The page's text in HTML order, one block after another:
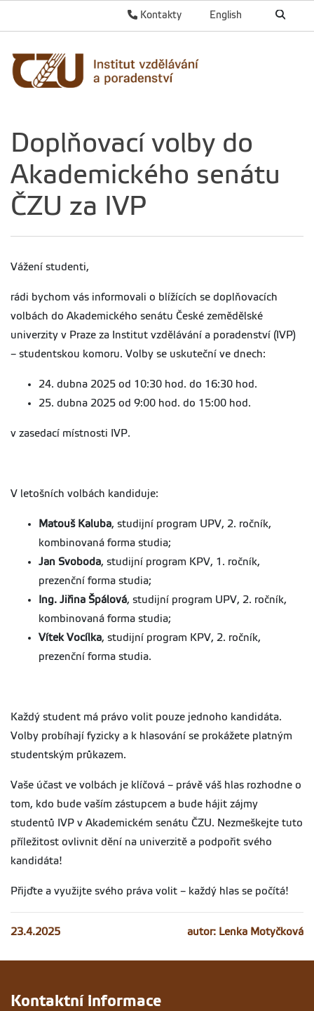
English
Kontakty
Doplňovací volby do
Akademického senátu
ČZU za IVP
Vážení studenti,
rádi bychom vás informovali o blížících se doplňovacích
volbách do Akademického senátu České zemědělské
univerzity v Praze za Institut vzdělávání a poradenství (IVP)
– studentskou komoru. Volby se uskuteční ve dnech:
24. dubna 2025 od 10:30 hod. do 16:30 hod.
25. dubna 2025 od 9:00 hod. do 15:00 hod.
v zasedací místnosti IVP.
V letošních volbách kandiduje:
Matouš Kaluba, studijní program UPV, 2. ročník,
kombinovaná forma studia;
Jan Svoboda, studijní program KPV, 1. ročník,
prezenční forma studia;
Ing. Jiřina Špálová, studijní program UPV, 2. ročník,
kombinovaná forma studia;
Vítek Vocílka, studijní program KPV, 2. ročník,
prezenční forma studia.
Každý student má právo volit pouze jednoho kandidáta.
Volby probíhají fyzicky a k hlasování se prokážete platným
studentským průkazem.
Vaše účast ve volbách je klíčová – právě váš hlas rozhodne o
tom, kdo bude vaším zástupcem a bude hájit zájmy
studentů IVP v Akademickém senátu ČZU. Nezmeškejte tuto
příležitost ovlivnit dění na univerzitě a podpořit svého
kandidáta!
Přijďte a využijte svého práva volit – každý hlas se počítá!
23.4.2025 autor: Lenka Motyčková
Kontaktní informace